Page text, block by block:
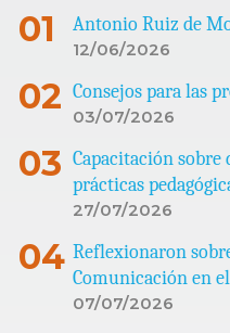
Antonio Ruiz de
12/06/2026
Consejos para las
03/07/2026
Capacitación sobre
prácticas
27/07/2026
Reflexionaron
Comunicación en
07/07/2026